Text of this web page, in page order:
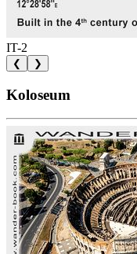
IT-2
❮ ❯
Koloseum